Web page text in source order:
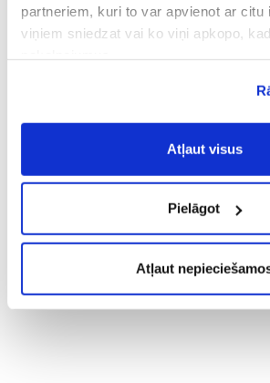
partneriem, kuri to var apvienot ar citu
viņiem sniedzat vai ko viņi apkopo,
Vispārīgiem vietnes
noteikumiem(saīsināti - VVLN).
Atļaut visus
Pielāgot
Atļaut